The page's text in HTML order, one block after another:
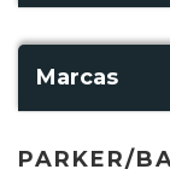
Marcas
PARKER/